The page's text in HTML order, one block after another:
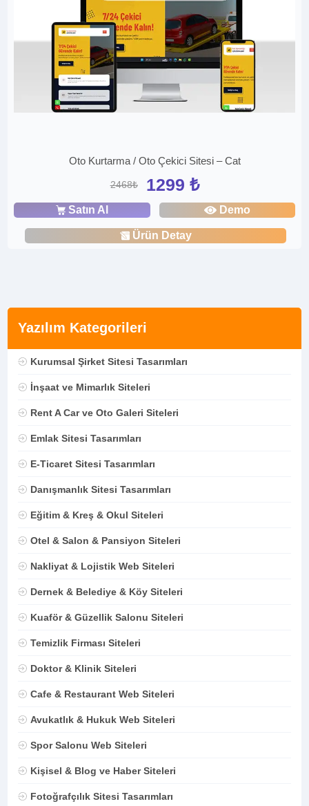
Yazılım Kategorileri
Kurumsal Şirket Sitesi Tasarımları
İnşaat ve Mimarlık Siteleri
Rent A Car ve Oto Galeri Siteleri
Emlak Sitesi Tasarımları
E-Ticaret Sitesi Tasarımları
Danışmanlık Sitesi Tasarımları
Eğitim & Kreş & Okul Siteleri
Otel & Salon & Pansiyon Siteleri
Nakliyat & Lojistik Web Siteleri
Dernek & Belediye & Köy Siteleri
Kuaför & Güzellik Salonu Siteleri
Temizlik Firması Siteleri
Doktor & Klinik Siteleri
Cafe & Restaurant Web Siteleri
Avukatlık & Hukuk Web Siteleri
Spor Salonu Web Siteleri
Kişisel & Blog ve Haber Siteleri
Fotoğrafçılık Sitesi Tasarımları
Oto Kurtarma / Oto Çekici Sitesi – Cat
2468₺ 1299 ₺
Satın Al Demo
Ürün Detay